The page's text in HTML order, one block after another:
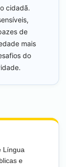
cidadã.
de
mais
do
Língua
e